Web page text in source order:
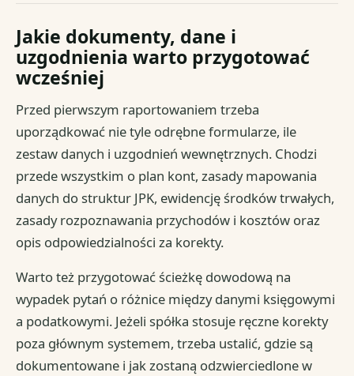
Jakie dokumenty, dane i
uzgodnienia warto przygotować
wcześniej
Przed pierwszym raportowaniem trzeba
uporządkować nie tyle odrębne formularze, ile
zestaw danych i uzgodnień wewnętrznych. Chodzi
przede wszystkim o plan kont, zasady mapowania
danych do struktur JPK, ewidencję środków trwałych,
zasady rozpoznawania przychodów i kosztów oraz
opis odpowiedzialności za korekty.
Warto też przygotować ścieżkę dowodową na
wypadek pytań o różnice między danymi księgowymi
a podatkowymi. Jeżeli spółka stosuje ręczne korekty
poza głównym systemem, trzeba ustalić, gdzie są
dokumentowane i jak zostaną odzwierciedlone w